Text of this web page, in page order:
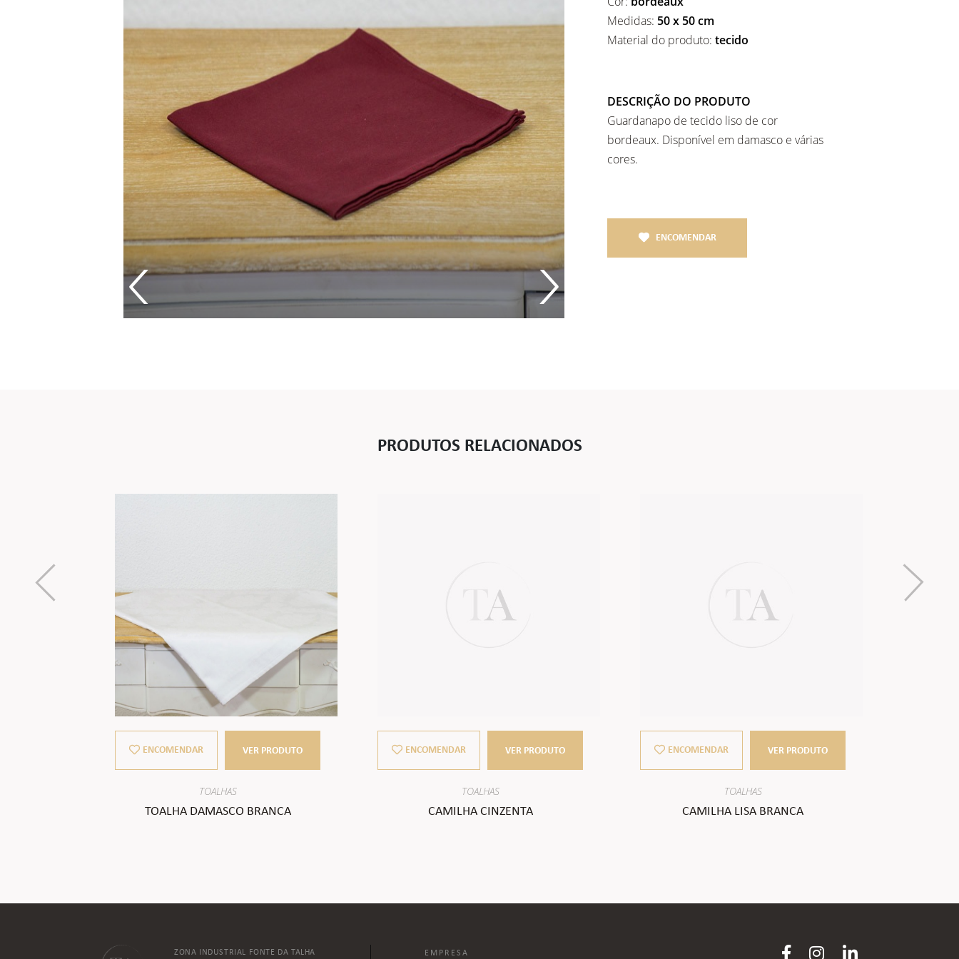
Medidas: 50 x 50 cm
Material do produto: tecido
DESCRIÇÃO DO PRODUTO
Guardanapo de tecido liso de cor
bordeaux. Disponível em damasco e várias
cores.
ENCOMENDAR
PRODUTOS RELACIONADOS
ENCOMENDAR VER PRODUTO
TOALHAS
TOALHA DAMASCO BRANCA
ENCOMENDAR VER PRODUTO
TOALHAS
CAMILHA CINZENTA
ENCOMENDAR VER PRODUTO
TOALHAS
CAMILHA LISA BRANCA
ZONA INDUSTRIAL FONTE DA TALHA EMPRESA